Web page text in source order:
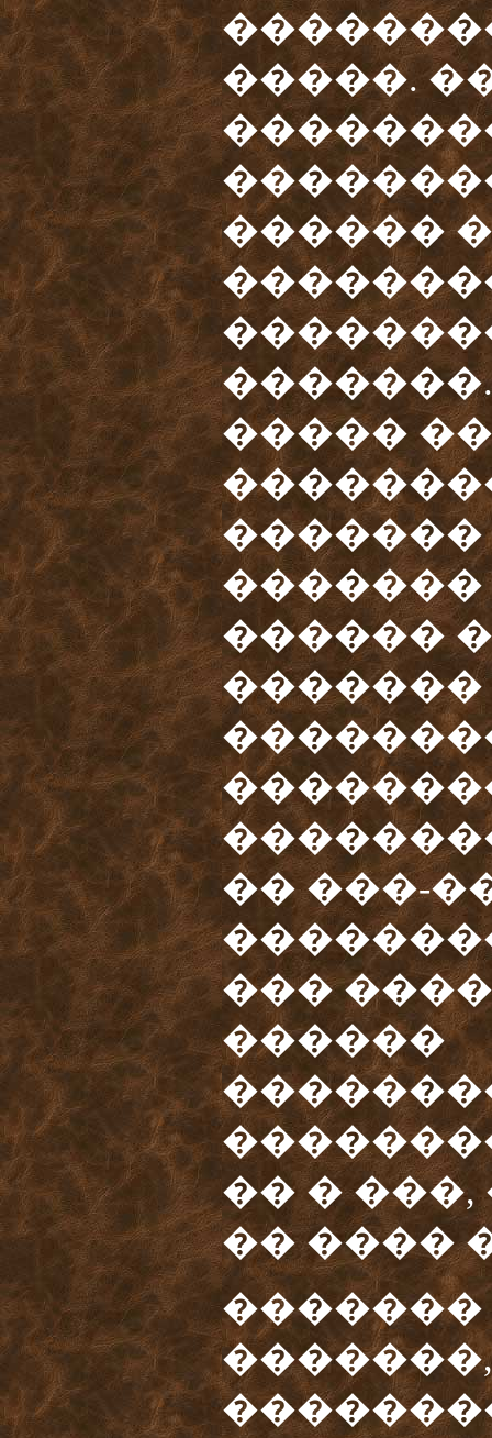
�����.
������ �
�����
�������
�������
������
�������
�� ���-
���
������
�� �
�� ����
�������
�������,